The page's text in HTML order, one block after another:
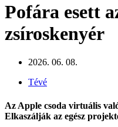
Pofára esett
zsíroskenyér
2026. 06. 08.
Tévé
Az Apple csoda virtuális
Elkaszálják az egész